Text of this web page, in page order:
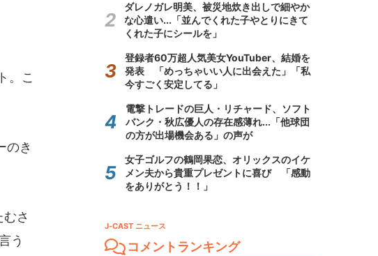
。こ
のき
さ
う
ダレノガレ明美、被災地炊き出しで細やか
な心遣い...「並んでくれた子やとりにきて
くれた子にシールを」
登録者60万超人気美女YouTuber、結婚を
発表 「めっちゃいい人に出会えた」「私
今すごく安定してる」
電撃トレードの巨人・リチャード、ソフト
バンク・秋広優人の存在感薄れ...「他球団
の方が出場機会ある」の声が
女子ゴルフの鶴岡果恋、オリックスのイケ
メン夫から貴重プレゼントに喜び 「感動
をありがとう！！」
J-CAST ニュース
コメントランキング